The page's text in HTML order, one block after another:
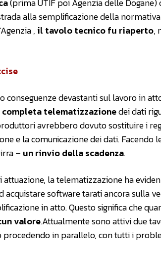
(prima UTIF poi Agenzia delle
alla semplificazione della
, il tavolo tecnico fu riaperto,
conseguenze devastanti sul lavoro in
completa telematizzazionedei dati
avrebbero dovuto sostituire i
e la comunicazione dei dati. Facendo
– un rinvio della scadenza.
la telematizzazione ha
software tarati ancora sulla
in atto. Questo significa che
valore.Attualmente sono attivi due
in parallelo, con tutti i